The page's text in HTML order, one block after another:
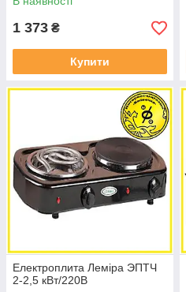
1 373 ₴
Купити
Електроплита Леміра ЭПТЧ
2-2,5 кВт/220В